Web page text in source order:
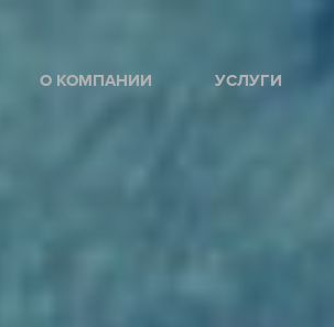
О КОМПАНИИ УСЛУГИ